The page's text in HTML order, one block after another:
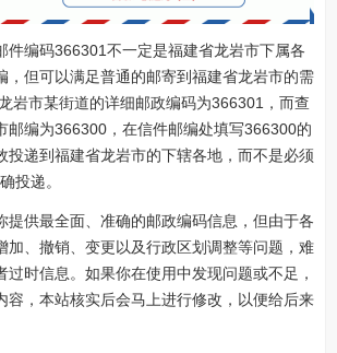
件编码366301不一定是福建省龙岩市下属各
，但可以满足普通的邮寄到福建省龙岩市的需
岩市某街道的详细邮政编码为366301，而查
邮编为366300，在信件邮编处填写366300的
投递到福建省龙岩市的下辖各地，而不是必须
投递。
提供最全面、准确的邮政编码信息，但由于各
加、撤销、变更以及行政区划调整等问题，难
过时信息。如果你在使用中发现问题或不足，
容，本站核实后会马上进行修改，以便给后来